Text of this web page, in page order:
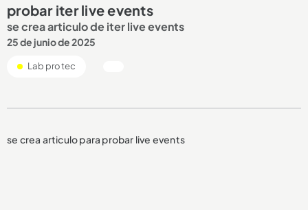
probar iter live events
se crea articulo de iter live events
25 de junio de 2025
Lab protec
se crea articulo para probar live events